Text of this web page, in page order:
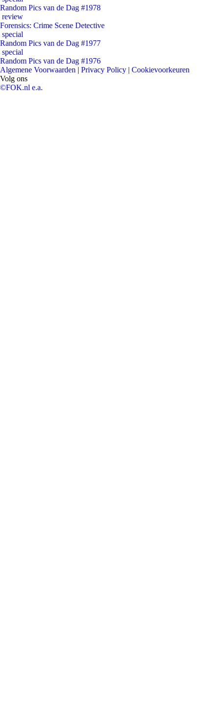
Random Pics van de Dag #1978
review
Forensics: Crime Scene Detective
special
Random Pics van de Dag #1977
special
Random Pics van de Dag #1976
Algemene Voorwaarden | Privacy Policy | Cookievoorkeuren
Volg ons
©FOK.nl e.a.